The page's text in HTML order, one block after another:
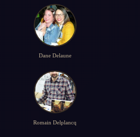
Dane Delaune
Romain Delplancq